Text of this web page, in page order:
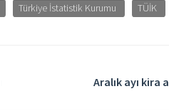
Türkiye İstatistik Kurumu TÜİK
Aralık ayı kira